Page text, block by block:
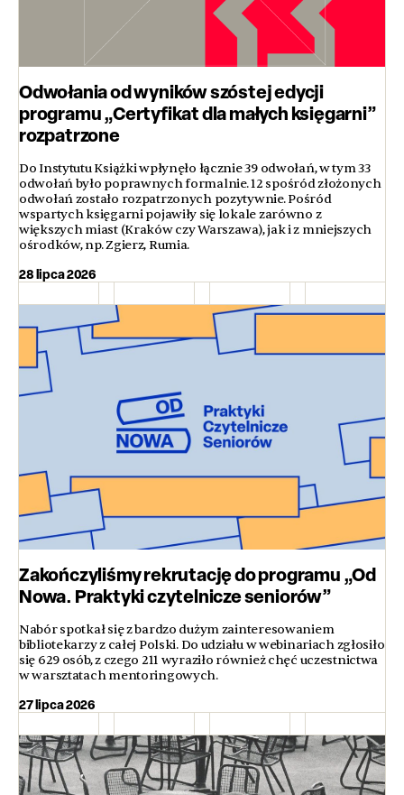
Odwołania od wyników szóstej edycji
programu „Certyfikat dla małych księgarni”
rozpatrzone
Do Instytutu Książki wpłynęło łącznie 39 odwołań, w tym 33
odwołań było poprawnych formalnie. 12 spośród złożonych
odwołań zostało rozpatrzonych pozytywnie. Pośród
wspartych księgarni pojawiły się lokale zarówno z
większych miast (Kraków czy Warszawa), jak i z mniejszych
ośrodków, np. Zgierz, Rumia.
28 lipca 2026
Zakończyliśmy rekrutację do programu „Od
Nowa. Praktyki czytelnicze seniorów”
Nabór spotkał się z bardzo dużym zainteresowaniem
bibliotekarzy z całej Polski. Do udziału w webinariach zgłosiło
się 629 osób, z czego 211 wyraziło również chęć uczestnictwa
w warsztatach mentoringowych.
27 lipca 2026